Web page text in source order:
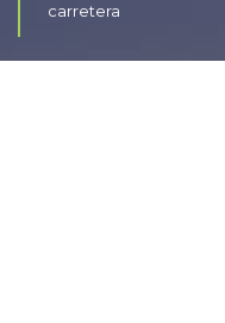
carretera